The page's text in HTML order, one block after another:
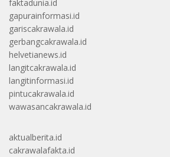
faktadunia.id
gapurainformasi.id
gariscakrawala.id
gerbangcakrawala.id
helvetianews.id
langitcakrawala.id
langitinformasi.id
pintucakrawala.id
wawasancakrawala.id
aktualberita.id
cakrawalafakta.id